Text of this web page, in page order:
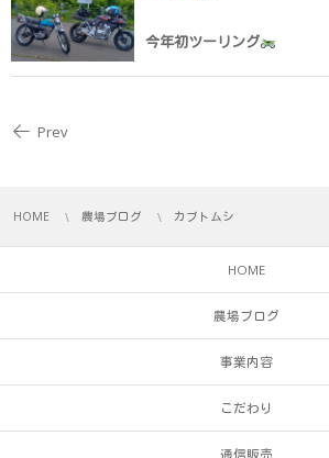
今年初ツーリング
Prev
HOME 農場ブログ カブトムシ
HOME
農場ブログ
事業内容
こだわり
通信販売